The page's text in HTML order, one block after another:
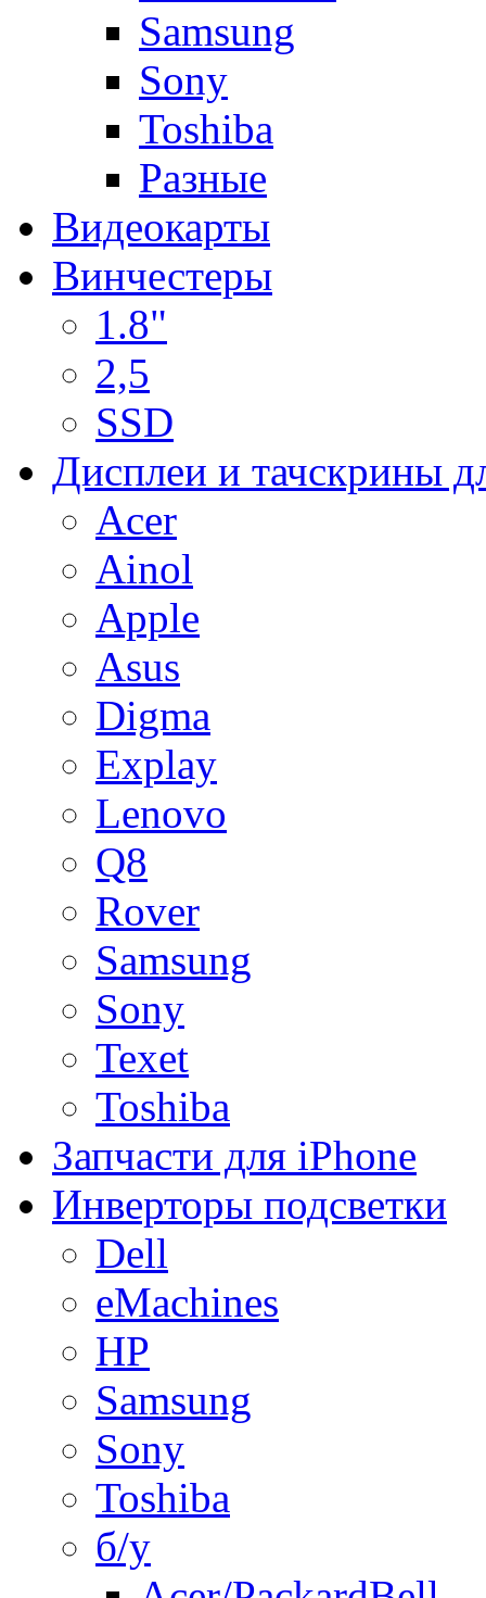
Samsung
Sony
Toshiba
Разные
Видеокарты
Винчестеры
1.8"
2,5
SSD
Дисплеи и тачскрины
Acer
Ainol
Apple
Asus
Digma
Explay
Lenovo
Q8
Rover
Samsung
Sony
Texet
Toshiba
Запчасти для iPhone
Инверторы подсветки
Dell
eMachines
HP
Samsung
Sony
Toshiba
б/у